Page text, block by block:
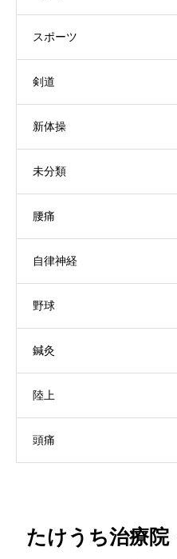
スポーツ
剣道
新体操
未分類
腰痛
自律神経
野球
鍼灸
陸上
頭痛
たけうち治療院